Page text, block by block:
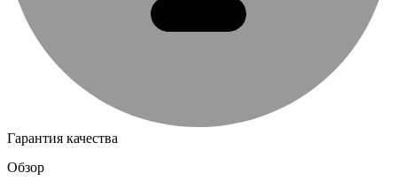
Гарантия качества
Обзор